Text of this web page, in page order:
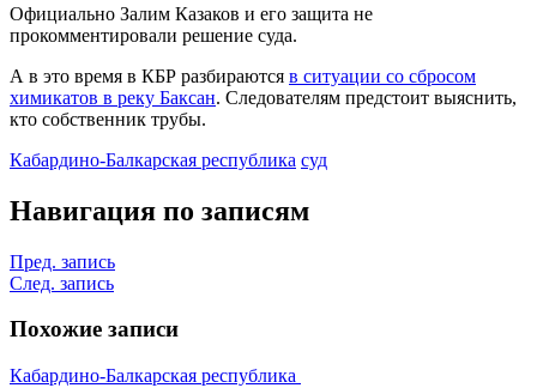
Официально Залим Казаков и его защита не
прокомментировали решение суда.
А в это время в КБР разбираются в ситуации со сбросом
химикатов в реку Баксан. Следователям предстоит выяснить,
кто собственник трубы.
Кабардино-Балкарская республика суд
Навигация по записям
Пред. запись
След. запись
Похожие записи
Кабардино-Балкарская республика